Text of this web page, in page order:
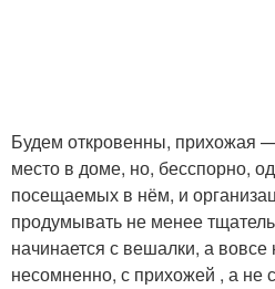
Будем откровенны, прихожая
место в доме, но, бесспорно,
посещаемых в нём, и
продумывать не менее
начинается с вешалки, а
несомненно, с прихожей , а не